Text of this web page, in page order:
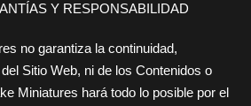
Y RESPONSABILIDAD
no garantiza la continuidad,
Sitio Web, ni de los Contenidos o
Miniatures hará todo lo posible por el